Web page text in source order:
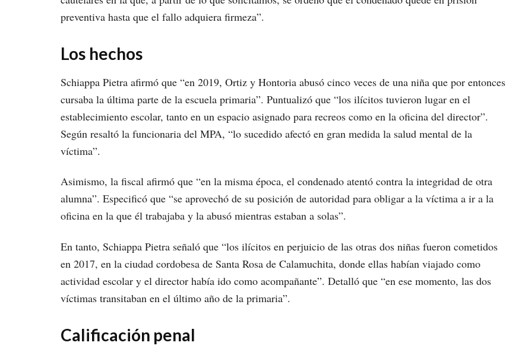
preventiva hasta que el fallo adquiera firmeza”.
Los hechos
Schiappa Pietra afirmó que “en 2019, Ortiz y Hontoria abusó cinco veces de una niña que por entonces
cursaba la última parte de la escuela primaria”. Puntualizó que “los ilícitos tuvieron lugar en el
establecimiento escolar, tanto en un espacio asignado para recreos como en la oficina del director”.
Según resaltó la funcionaria del MPA, “lo sucedido afectó en gran medida la salud mental de la
víctima”.
Asimismo, la fiscal afirmó que “en la misma época, el condenado atentó contra la integridad de otra
alumna”. Especificó que “se aprovechó de su posición de autoridad para obligar a la víctima a ir a la
oficina en la que él trabajaba y la abusó mientras estaban a solas”.
En tanto, Schiappa Pietra señaló que “los ilícitos en perjuicio de las otras dos niñas fueron cometidos
en 2017, en la ciudad cordobesa de Santa Rosa de Calamuchita, donde ellas habían viajado como
actividad escolar y el director había ido como acompañante”. Detalló que “en ese momento, las dos
víctimas transitaban en el último año de la primaria”.
Calificación penal